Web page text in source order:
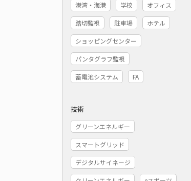
港湾・海港 学校 オフィス
踏切監視 駐車場 ホテル
ショッピングセンター
パンタグラフ監視
蓄電池システム FA
技術
グリーンエネルギー
スマートグリッド
デジタルサイネージ